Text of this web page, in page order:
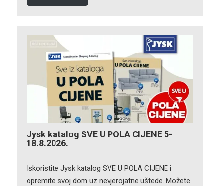
Jysk katalog SVE U POLA CIJENE 5-
18.8.2026.
Iskoristite Jysk katalog SVE U POLA CIJENE i
opremite svoj dom uz nevjerojatne uštede. Možete